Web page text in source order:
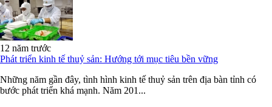
12 năm trước
Phát triển kinh tế thuỷ sản: Hướng tới mục tiêu bền vững
Những năm gần đây, tình hình kinh tế thuỷ sản trên địa bàn tỉnh có
bước phát triển khá mạnh. Năm 201...